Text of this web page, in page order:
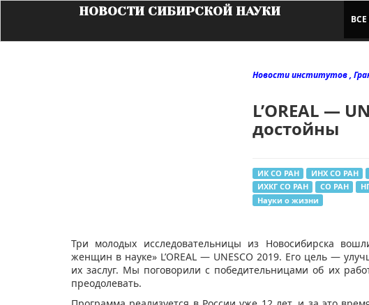
НОВОСТИ СИБИРСКОЙ НАУКИ
Новости институтов ,
L’OREAL —
достойны
ИК СО РАН ИНХ СО РАН
ИХКГ СО РАН
СО РАН
Науки о жизни
Три молодых исследовательницы из Новосибирска
женщин в науке» L’OREAL — UNESCO 2019. Его цель —
их заслуг. Мы поговорили с победительницами об их
преодолевать.